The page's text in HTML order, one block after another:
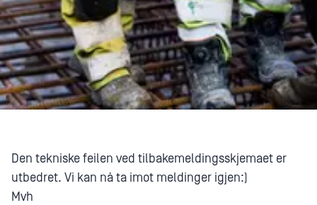
Den tekniske feilen ved tilbakemeldingsskjemaet er
utbedret. Vi kan nå ta imot meldinger igjen:)
Mvh